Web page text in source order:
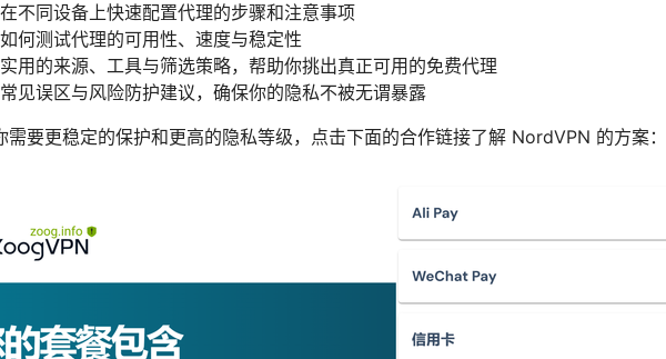
在不同设备上快速配置代理的步骤和注意事项
如何测试代理的可用性、速度与稳定性
实用的来源、工具与筛选策略，帮助你挑出真正可用的免费代理
常见误区与风险防护建议，确保你的隐私不被无谓暴露
需要更稳定的保护和更高的隐私等级，点击下面的合作链接了解 NordVPN 的方案：